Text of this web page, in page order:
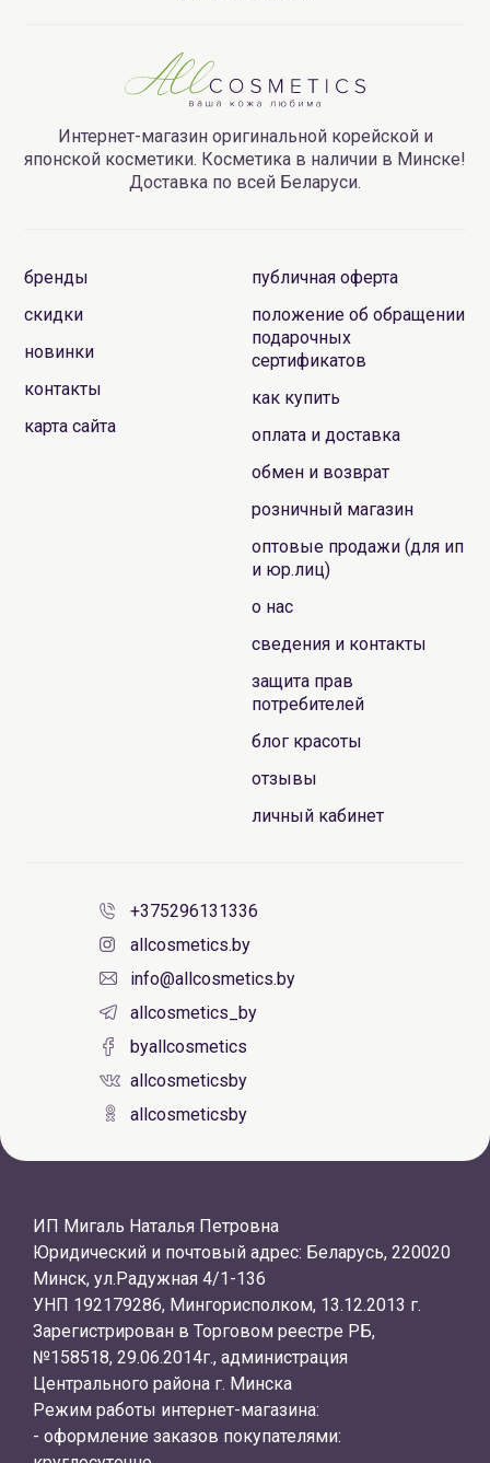
Интернет-магазин оригинальной корейской и
японской косметики. Косметика в наличии в Минске!
Доставка по всей Беларуси.
бренды
скидки
новинки
контакты
карта сайта
публичная оферта
положение об обращении
подарочных
сертификатов
как купить
оплата и доставка
обмен и возврат
розничный магазин
оптовые продажи (для ип
и юр.лиц)
о нас
сведения и контакты
защита прав
потребителей
блог красоты
отзывы
личный кабинет
+375296131336
allcosmetics.by
info@allcosmetics.by
allcosmetics_by
byallcosmetics
allcosmeticsby
allcosmeticsby
ИП Мигаль Наталья Петровна
Юридический и почтовый адрес: Беларусь, 220020
Минск, ул.Радужная 4/1-136
УНП 192179286, Мингорисполком, 13.12.2013 г.
Зарегистрирован в Торговом реестре РБ,
№158518, 29.06.2014г., администрация
Центрального района г. Минска
Режим работы интернет-магазина:
- оформление заказов покупателями: